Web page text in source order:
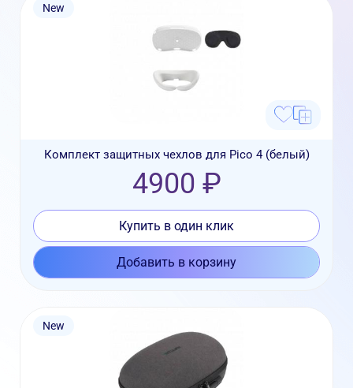
New
Комплект защитных чехлов для Pico 4 (белый)
4900 ₽
Купить в один клик
Добавить в корзину
New